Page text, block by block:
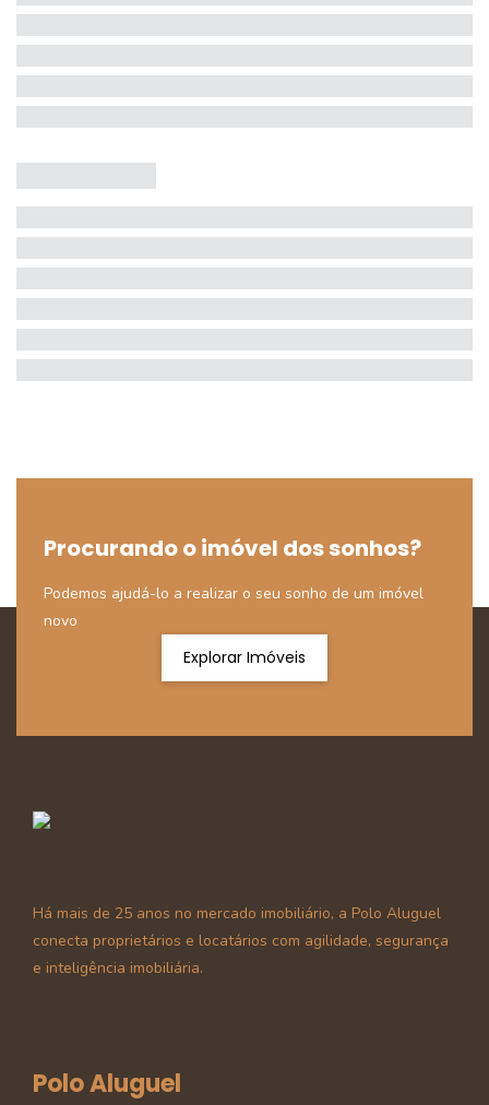
Procurando o imóvel dos sonhos?
Podemos ajudá-lo a realizar o seu sonho de um imóvel
novo
Explorar Imóveis
Há mais de 25 anos no mercado imobiliário, a Polo Aluguel
conecta proprietários e locatários com agilidade, segurança
e inteligência imobiliária.
Polo Aluguel